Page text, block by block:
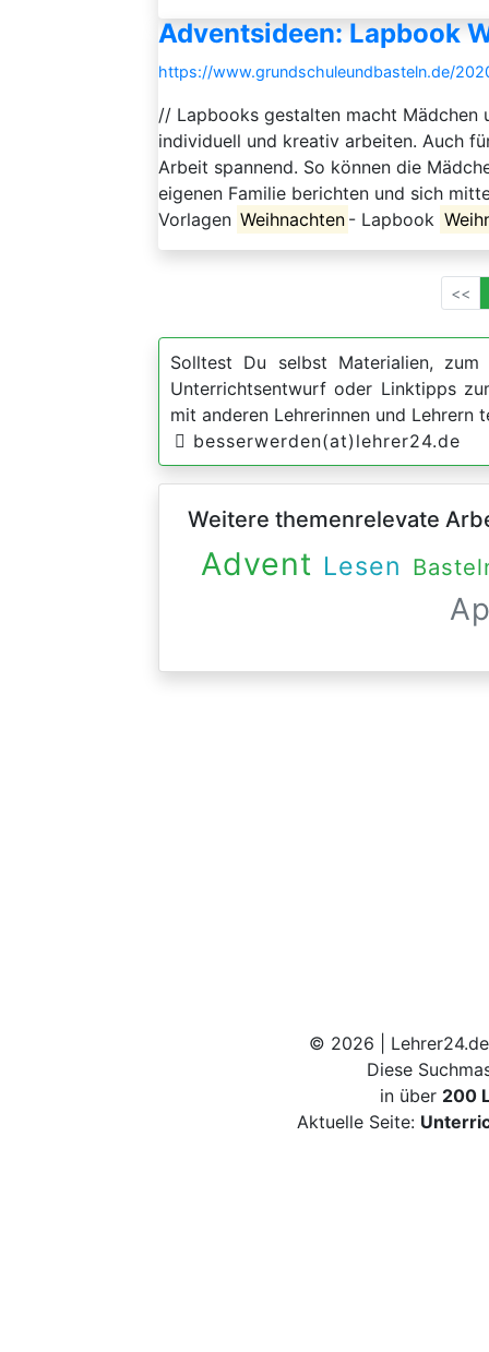
Adventsideen: Lapbook
https://www.grundschuleundbasteln.de/
// Lapbooks gestalten macht Mädchen
individuell und kreativ arbeiten. Auch
Arbeit spannend. So können die
eigenen Familie berichten und sich
Vorlagen Weihnachten - Lapbook
<<
Solltest Du selbst Materialien,
Unterrichtsentwurf oder Linktipps
mit anderen Lehrerinnen und Lehrern
besserwerden(at)lehrer24.de
Weitere themenrelevate
Advent Lesen
© 2026 |
Diese
in über 200
Aktuelle Seite: